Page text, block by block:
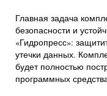
Главная задача
безопасности и
«Гидропресс»:
утечки данных.
будет полностью
программных